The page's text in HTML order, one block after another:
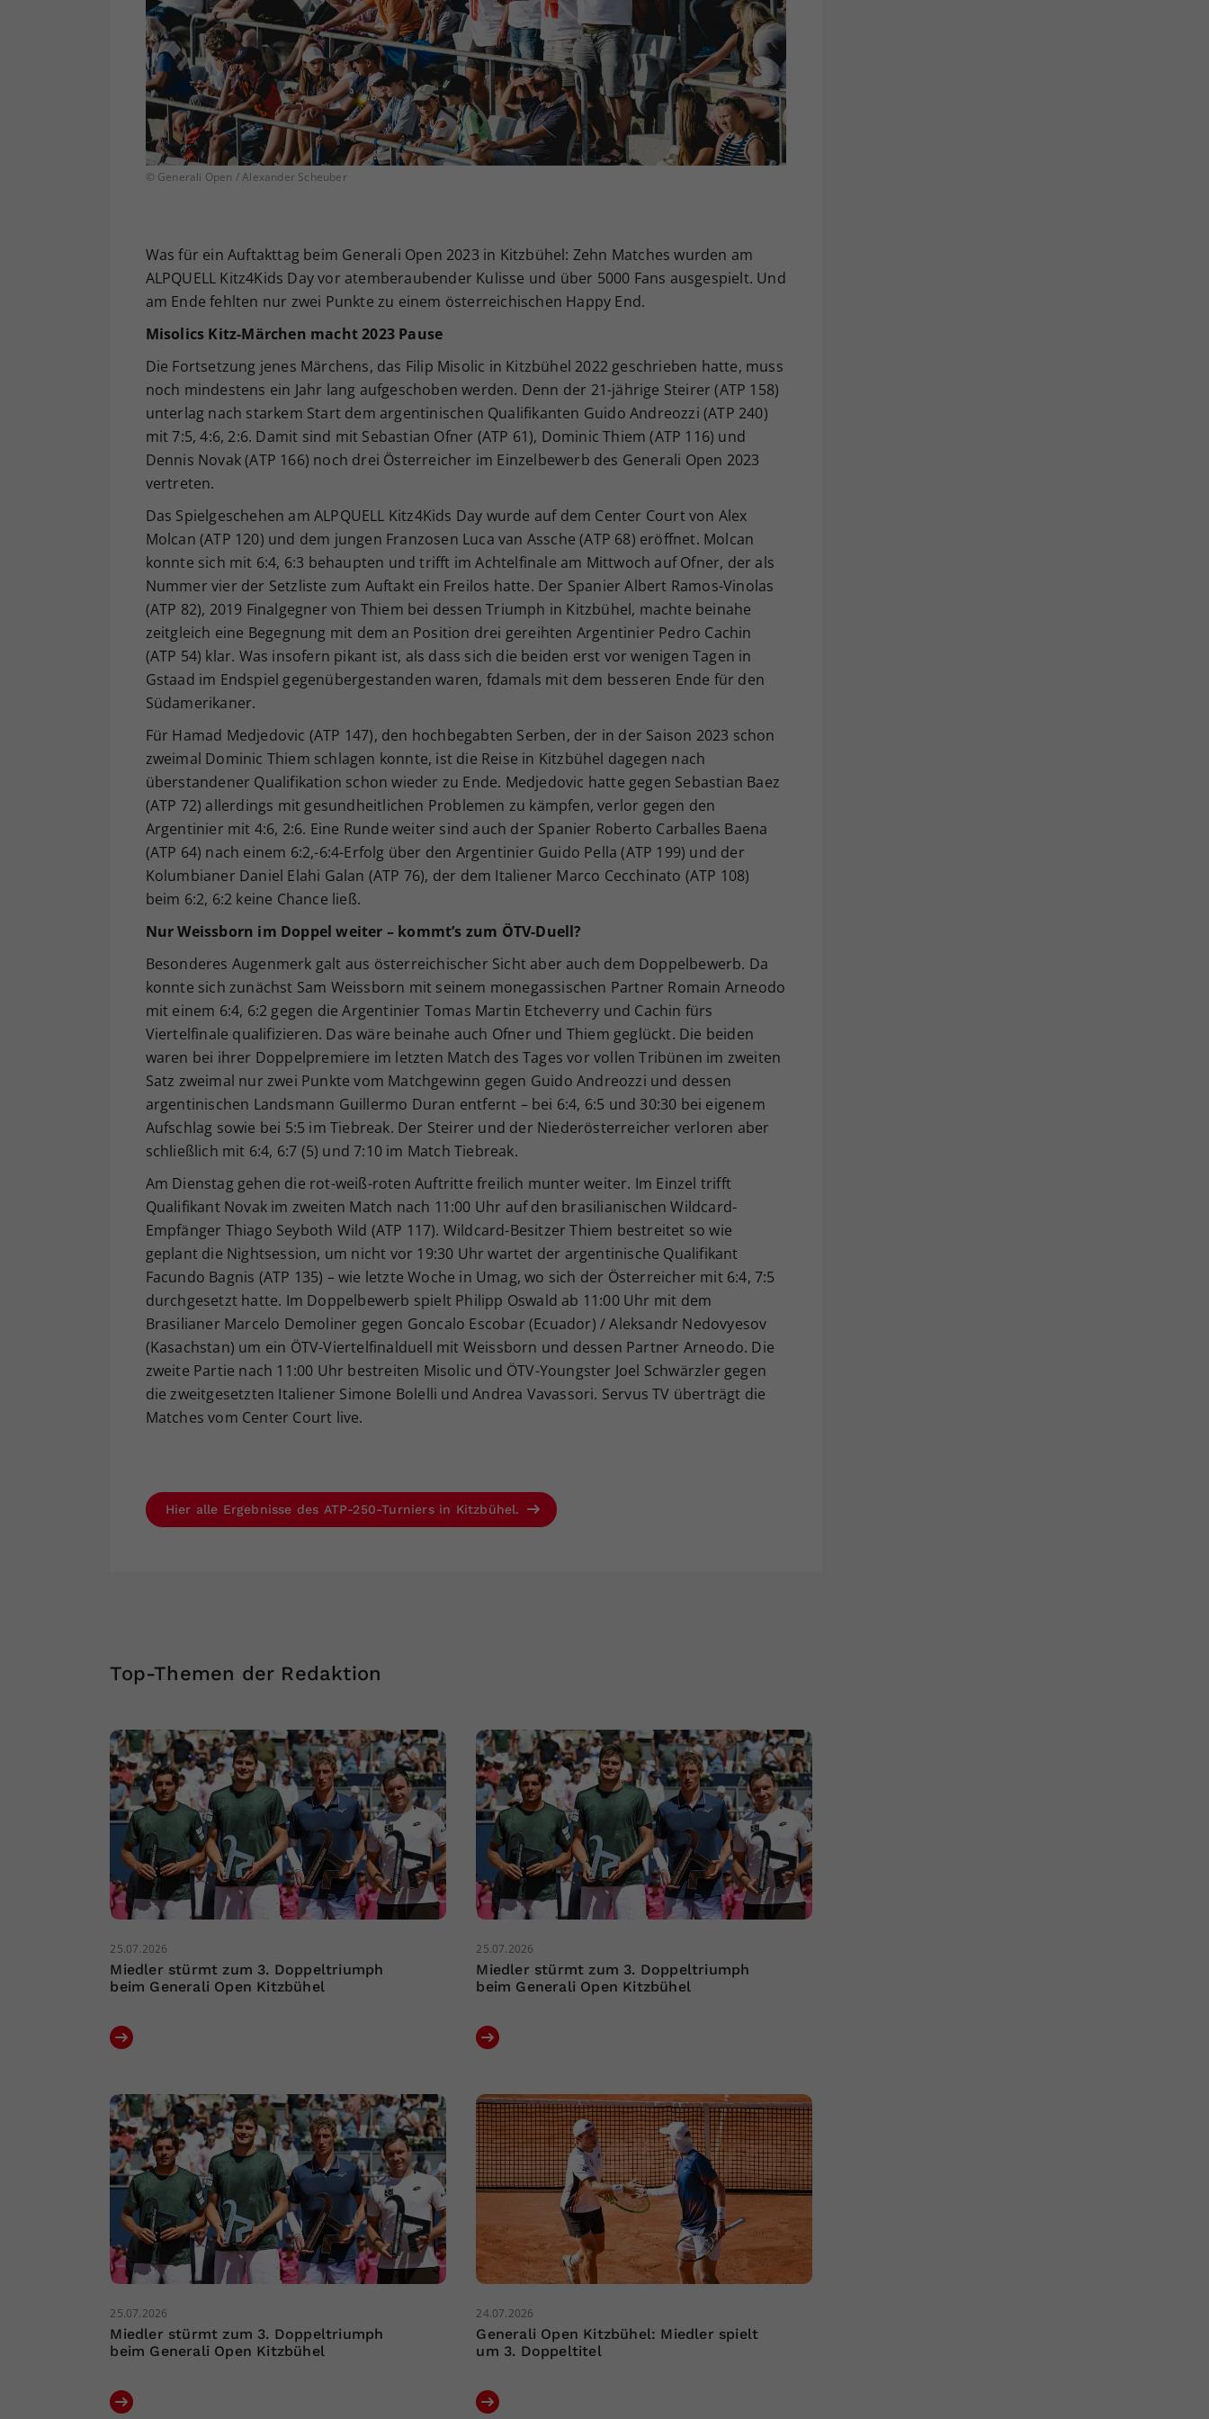
© Generali Open / Alexander Scheuber
Was für ein Auftakttag beim Generali Open 2023 in Kitzbühel: Zehn Matches wurden am
ALPQUELL Kitz4Kids Day vor atemberaubender Kulisse und über 5000 Fans ausgespielt. Und
am Ende fehlten nur zwei Punkte zu einem österreichischen Happy End.
Misolics Kitz-Märchen macht 2023 Pause
Die Fortsetzung jenes Märchens, das Filip Misolic in Kitzbühel 2022 geschrieben hatte, muss
noch mindestens ein Jahr lang aufgeschoben werden. Denn der 21-jährige Steirer (ATP 158)
unterlag nach starkem Start dem argentinischen Qualifikanten Guido Andreozzi (ATP 240)
mit 7:5, 4:6, 2:6. Damit sind mit Sebastian Ofner (ATP 61), Dominic Thiem (ATP 116) und
Dennis Novak (ATP 166) noch drei Österreicher im Einzelbewerb des Generali Open 2023
vertreten.
Das Spielgeschehen am ALPQUELL Kitz4Kids Day wurde auf dem Center Court von Alex
Molcan (ATP 120) und dem jungen Franzosen Luca van Assche (ATP 68) eröffnet. Molcan
konnte sich mit 6:4, 6:3 behaupten und trifft im Achtelfinale am Mittwoch auf Ofner, der als
Nummer vier der Setzliste zum Auftakt ein Freilos hatte. Der Spanier Albert Ramos-Vinolas
(ATP 82), 2019 Finalgegner von Thiem bei dessen Triumph in Kitzbühel, machte beinahe
zeitgleich eine Begegnung mit dem an Position drei gereihten Argentinier Pedro Cachin
(ATP 54) klar. Was insofern pikant ist, als dass sich die beiden erst vor wenigen Tagen in
Gstaad im Endspiel gegenübergestanden waren, fdamals mit dem besseren Ende für den
Südamerikaner.
Für Hamad Medjedovic (ATP 147), den hochbegabten Serben, der in der Saison 2023 schon
zweimal Dominic Thiem schlagen konnte, ist die Reise in Kitzbühel dagegen nach
überstandener Qualifikation schon wieder zu Ende. Medjedovic hatte gegen Sebastian Baez
(ATP 72) allerdings mit gesundheitlichen Problemen zu kämpfen, verlor gegen den
Argentinier mit 4:6, 2:6. Eine Runde weiter sind auch der Spanier Roberto Carballes Baena
(ATP 64) nach einem 6:2,-6:4-Erfolg über den Argentinier Guido Pella (ATP 199) und der
Kolumbianer Daniel Elahi Galan (ATP 76), der dem Italiener Marco Cecchinato (ATP 108)
beim 6:2, 6:2 keine Chance ließ.
Nur Weissborn im Doppel weiter – kommt’s zum ÖTV-Duell?
Besonderes Augenmerk galt aus österreichischer Sicht aber auch dem Doppelbewerb. Da
konnte sich zunächst Sam Weissborn mit seinem monegassischen Partner Romain Arneodo
mit einem 6:4, 6:2 gegen die Argentinier Tomas Martin Etcheverry und Cachin fürs
Viertelfinale qualifizieren. Das wäre beinahe auch Ofner und Thiem geglückt. Die beiden
waren bei ihrer Doppelpremiere im letzten Match des Tages vor vollen Tribünen im zweiten
Satz zweimal nur zwei Punkte vom Matchgewinn gegen Guido Andreozzi und dessen
argentinischen Landsmann Guillermo Duran entfernt – bei 6:4, 6:5 und 30:30 bei eigenem
Aufschlag sowie bei 5:5 im Tiebreak. Der Steirer und der Niederösterreicher verloren aber
schließlich mit 6:4, 6:7 (5) und 7:10 im Match Tiebreak.
Am Dienstag gehen die rot-weiß-roten Auftritte freilich munter weiter. Im Einzel trifft
Qualifikant Novak im zweiten Match nach 11:00 Uhr auf den brasilianischen Wildcard-
Empfänger Thiago Seyboth Wild (ATP 117). Wildcard-Besitzer Thiem bestreitet so wie
geplant die Nightsession, um nicht vor 19:30 Uhr wartet der argentinische Qualifikant
Facundo Bagnis (ATP 135) – wie letzte Woche in Umag, wo sich der Österreicher mit 6:4, 7:5
durchgesetzt hatte. Im Doppelbewerb spielt Philipp Oswald ab 11:00 Uhr mit dem
Brasilianer Marcelo Demoliner gegen Goncalo Escobar (Ecuador) / Aleksandr Nedovyesov
(Kasachstan) um ein ÖTV-Viertelfinalduell mit Weissborn und dessen Partner Arneodo. Die
zweite Partie nach 11:00 Uhr bestreiten Misolic und ÖTV-Youngster Joel Schwärzler gegen
die zweitgesetzten Italiener Simone Bolelli und Andrea Vavassori. Servus TV überträgt die
Matches vom Center Court live.
Hier alle Ergebnisse des ATP-250-Turniers in Kitzbühel.
Top-Themen der Redaktion
25.07.2026
Miedler stürmt zum 3. Doppeltriumph
beim Generali Open Kitzbühel
25.07.2026
Miedler stürmt zum 3. Doppeltriumph
beim Generali Open Kitzbühel
25.07.2026
Miedler stürmt zum 3. Doppeltriumph
beim Generali Open Kitzbühel
24.07.2026
Generali Open Kitzbühel: Miedler spielt
um 3. Doppeltitel
Ihrer vorgenommen Einstellungen, falls der
Webseiten-Betreiber dies eingestellt hat.